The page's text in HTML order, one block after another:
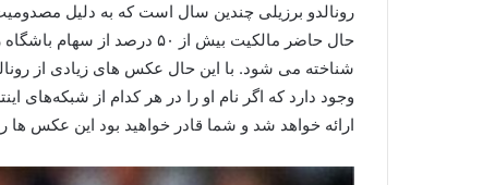
رونالدو برزیلی چندین سال است که به دلیل
حال حاضر مالکیت بیش از ۵۰
شناخته می شود. با این حال عکس های زیادی از
وجود دارد که اگر نام او را در هر کدام از شبکه‌های
ارائه خواهد شد و شما قادر خواهید بود این عکس ها